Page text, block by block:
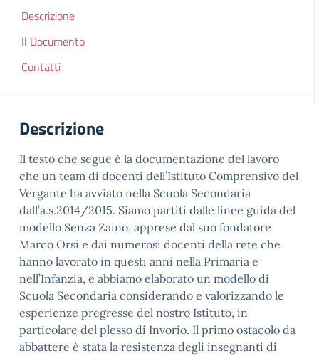
Descrizione
Il Documento
Contatti
Descrizione
Il testo che segue è la documentazione del lavoro
che un team di docenti dell’Istituto Comprensivo del
Vergante ha avviato nella Scuola Secondaria
dall’a.s.2014/2015. Siamo partiti dalle linee guida del
modello Senza Zaino, apprese dal suo fondatore
Marco Orsi e dai numerosi docenti della rete che
hanno lavorato in questi anni nella Primaria e
nell’Infanzia, e abbiamo elaborato un modello di
Scuola Secondaria considerando e valorizzando le
esperienze pregresse del nostro Istituto, in
particolare del plesso di Invorio. Il primo ostacolo da
abbattere è stata la resistenza degli insegnanti di